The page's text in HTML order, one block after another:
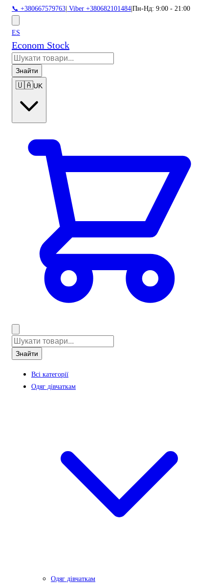
📞 +380667579763 Viber +380682101484 Пн-Нд: 9:00 - 21:00
ES
Econom Stock
Знайти
🇺🇦UK
Знайти
Всі категорії
Одяг дівчаткам
Одяг дівчаткам